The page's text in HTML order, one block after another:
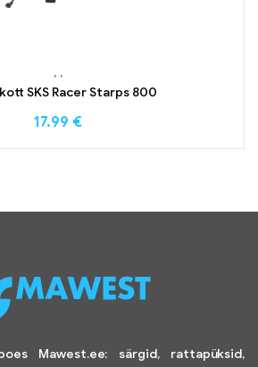
, ,
SKS Racer Starps 800
17.99 €
Mawest.ee: särgid, rattapüksid,